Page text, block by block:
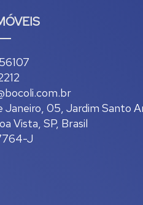
Janeiro, 05, Jardim Santo
Vista, SP, Brasil
J